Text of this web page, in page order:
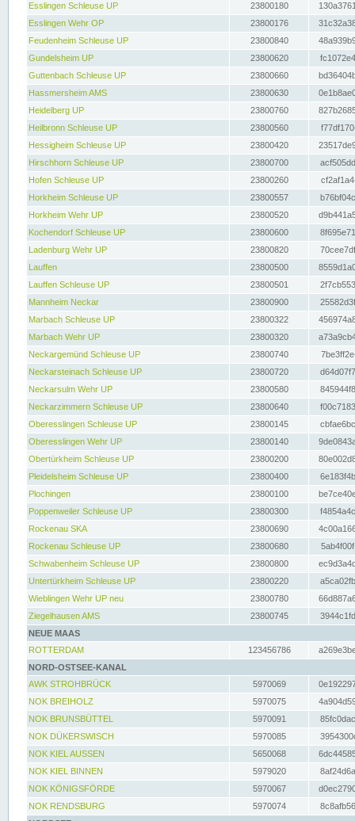
Esslingen Schleuse UP
23800180
Esslingen Wehr OP
23800176
Feudenheim Schleuse UP
23800840
Gundelsheim UP
23800620
Guttenbach Schleuse UP
23800660
Hassmersheim AMS
23800630
Heidelberg UP
23800760
Heilbronn Schleuse UP
23800560
Hessigheim Schleuse UP
23800420
Hirschhorn Schleuse UP
23800700
Hofen Schleuse UP
23800260
Horkheim Schleuse UP
23800557
Horkheim Wehr UP
23800520
Kochendorf Schleuse UP
23800600
Ladenburg Wehr UP
23800820
Lauffen
23800500
Lauffen Schleuse UP
23800501
Mannheim Neckar
23800900
Marbach Schleuse UP
23800322
Marbach Wehr UP
23800320
Neckargemünd Schleuse UP
23800740
Neckarsteinach Schleuse UP
23800720
Neckarsulm Wehr UP
23800580
Neckarzimmern Schleuse UP
23800640
Oberesslingen Schleuse UP
23800145
Oberesslingen Wehr UP
23800140
Obertürkheim Schleuse UP
23800200
Pleidelsheim Schleuse UP
23800400
Plochingen
23800100
Poppenweiler Schleuse UP
23800300
Rockenau SKA
23800690
Rockenau Schleuse UP
23800680
Schwabenheim Schleuse UP
23800800
Untertürkheim Schleuse UP
23800220
Wieblingen Wehr UP neu
23800780
Ziegelhausen AMS
23800745
NEUE MAAS
ROTTERDAM
123456786
NORD-OSTSEE-KANAL
AWK STROHBRÜCK
5970069
NOK BREIHOLZ
5970075
NOK BRUNSBÜTTEL
5970091
NOK DÜKERSWISCH
5970085
NOK KIEL AUSSEN
5650068
NOK KIEL BINNEN
5979020
NOK KÖNIGSFÖRDE
5970067
NOK RENDSBURG
5970074